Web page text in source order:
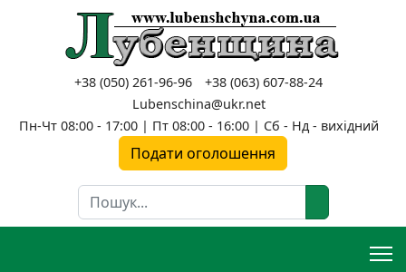
+38 (050) 261-96-96
+38 (063) 607-88-24
Lubenschina@ukr.net
Пн-Чт 08:00 - 17:00 | Пт 08:00 - 16:00 | Сб - Нд - вихідний
Подати оголошення
Пошук